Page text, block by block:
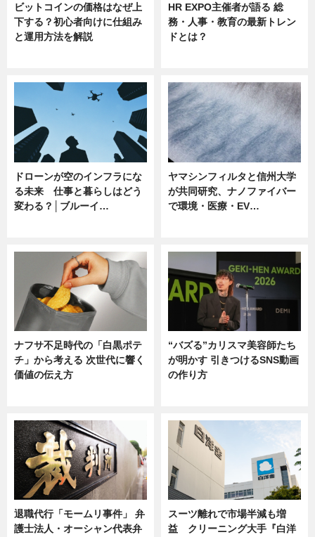
ビットコインの価格はなぜ上
下する？初心者向けに仕組み
と運用方法を解説
HR EXPO主催者が語る 総
務・人事・教育の最新トレン
ドとは？
ドローンが空のインフラにな
る未来 仕事と暮らしはどう
変わる？│ブルーイ…
ヤマシンフィルタと信州大学
が共同研究、ナノファイバー
で環境・医療・EV…
ナフサ不足時代の「白黒ポテ
チ」から考える 次世代に響く
価値の伝え方
“バズる”カリスマ美容師たち
が明かす 引きつけるSNS動画
の作り方
退職代行「モームリ事件」 弁
護士法人・オーシャン代表弁
スーツ離れで市場半減も増
益 クリーニング大手『白洋